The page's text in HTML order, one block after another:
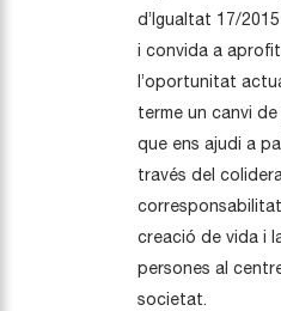
d’Igualtat 17/
i convida a
l’oportunitat
terme un canvi
que ens ajudi a
través del
creació de vida i
persones al
societat.